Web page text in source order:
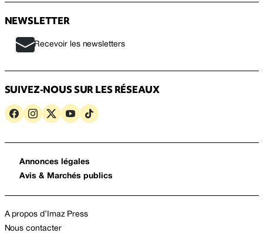
NEWSLETTER
Recevoir les newsletters
SUIVEZ-NOUS SUR LES RÉSEAUX
Annonces légales
Avis & Marchés publics
A propos d’Imaz Press
Nous contacter